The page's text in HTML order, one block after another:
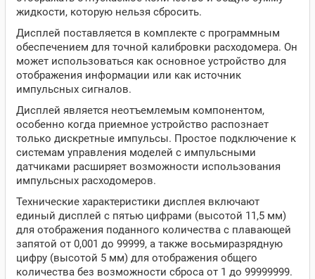
жидкости, которую нельзя сбросить.
Дисплей поставляется в комплекте с программным
обеспечением для точной калибровки расходомера. Он
может использоваться как основное устройство для
отображения информации или как источник
импульсных сигналов.
Дисплей является неотъемлемым компонентом,
особенно когда приемное устройство распознает
только дискретные импульсы. Простое подключение к
системам управления моделей с импульсными
датчиками расширяет возможности использования
импульсных расходомеров.
Технические характеристики дисплея включают
единый дисплей с пятью цифрами (высотой 11,5 мм)
для отображения поданного количества с плавающей
запятой от 0,001 до 99999, а также восьмиразрядную
цифру (высотой 5 мм) для отображения общего
количества без возможности сброса от 1 до 99999999.